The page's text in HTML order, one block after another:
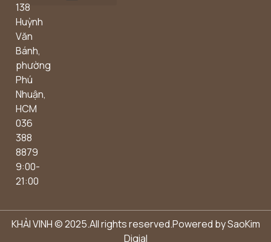
138
Huỳnh
Văn
Bánh,
phường
Phú
Nhuận,
HCM
036
388
8879
9:00-
21:00
KHẢI VINH © 2025.All rights reserved.Powered bySaoKim
Digial